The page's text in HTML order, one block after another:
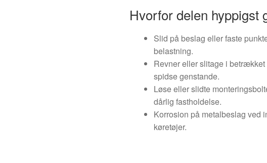
Hvorfor delen hyppigst
Slid på beslag eller faste
belastning.
Revner eller slitage i
spidse genstande.
Løse eller slidte
dårlig fastholdelse.
Korrosion på metalbeslag
køretøjer.